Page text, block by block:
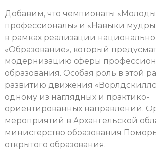
Добавим, что чемпионаты
профессионалы» и «Навыки
в рамках реализации
«Образование», который
модернизацию сферы
образования. Особая роль в этой
развитию движения «Ворлдскиллс
одному из наглядных и практико-
ориентированных направлений.
мероприятий в Архангельской
министерство образования
открытого образования.